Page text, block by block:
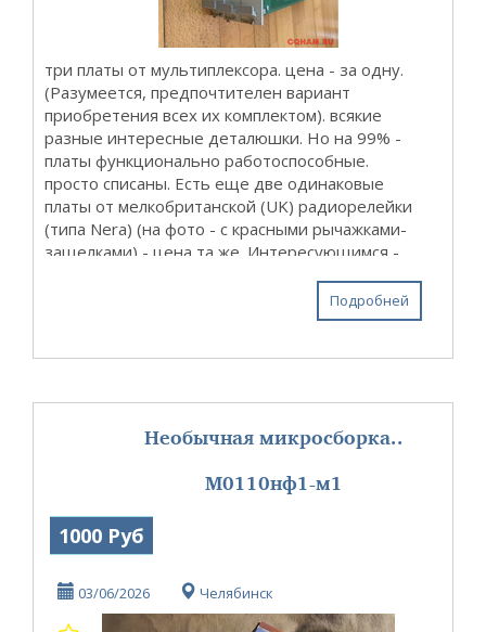
три платы от мультиплексора. цена - за одну.
(Разумеется, предпочтителен вариант
приобретения всех их комплектом). всякие
разные интересные деталюшки. Но на 99% -
платы функционально работоспособные.
просто списаны. Есть еще две одинаковые
платы от мелкобританской (UK) радиорелейки
(типа Nera) (на фото - с красными рычажками-
защелками) - цена та же. Интересующимся -
Подробней
Необычная микросборка..
М0110нф1-м1
1000 Руб
03/06/2026 Челябинск